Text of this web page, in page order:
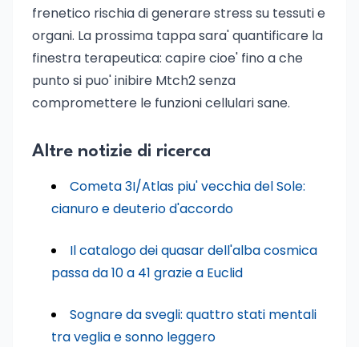
frenetico rischia di generare stress su tessuti e
organi. La prossima tappa sara' quantificare la
finestra terapeutica: capire cioe' fino a che
punto si puo' inibire Mtch2 senza
compromettere le funzioni cellulari sane.
Altre notizie di ricerca
Cometa 3I/Atlas piu' vecchia del Sole:
cianuro e deuterio d'accordo
Il catalogo dei quasar dell'alba cosmica
passa da 10 a 41 grazie a Euclid
Sognare da svegli: quattro stati mentali
tra veglia e sonno leggero